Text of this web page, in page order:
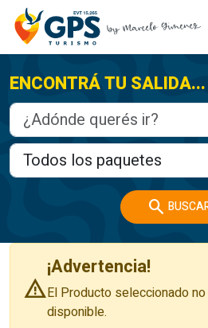
ENCONTRÁ TU SALIDA...
search
warning
¡Advertencia!
El Producto seleccionado
disponible.